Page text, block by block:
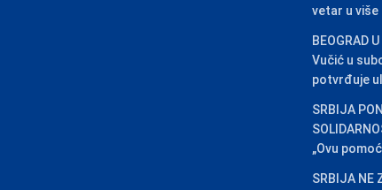
vetar u više
BEOGRAD
Vučić u
potvrđuje
SRBIJA
„Ovu
SRBIJA NE